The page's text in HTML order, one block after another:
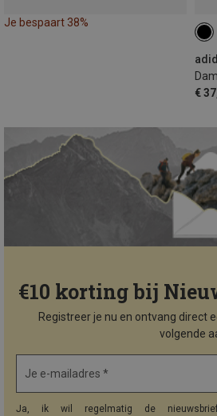
Je bespaart 38%
€
XS
€10 korting bij
Registreer je nu en ontvang direct
volgende
Je e-mailadres *
Ja, ik wil regelmatig de